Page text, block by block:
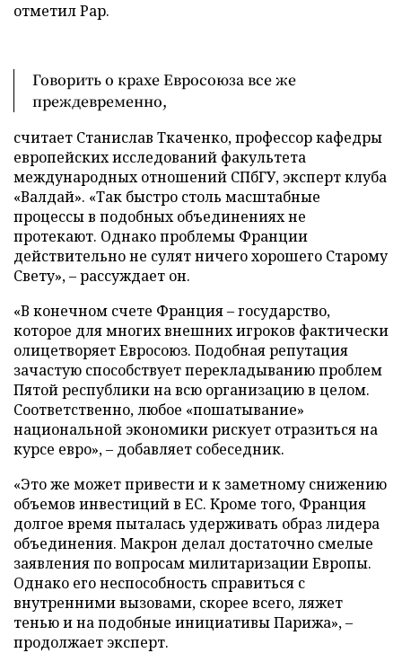
отметил Рар.
Говорить о крахе Евросоюза все же
преждевременно,
считает Станислав Ткаченко, профессор кафедры
европейских исследований факультета
международных отношений СПбГУ, эксперт клуба
«Валдай». «Так быстро столь масштабные
процессы в подобных объединениях не
протекают. Однако проблемы Франции
действительно не сулят ничего хорошего Старому
Свету», – рассуждает он.
«В конечном счете Франция – государство,
которое для многих внешних игроков фактически
олицетворяет Евросоюз. Подобная репутация
зачастую способствует перекладыванию проблем
Пятой республики на всю организацию в целом.
Соответственно, любое «пошатывание»
национальной экономики рискует отразиться на
курсе евро», – добавляет собеседник.
«Это же может привести и к заметному снижению
объемов инвестиций в ЕС. Кроме того, Франция
долгое время пыталась удерживать образ лидера
объединения. Макрон делал достаточно смелые
заявления по вопросам милитаризации Европы.
Однако его неспособность справиться с
внутренними вызовами, скорее всего, ляжет
тенью и на подобные инициативы Парижа», –
продолжает эксперт.